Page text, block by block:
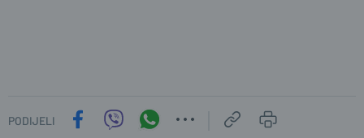
PODIJELI